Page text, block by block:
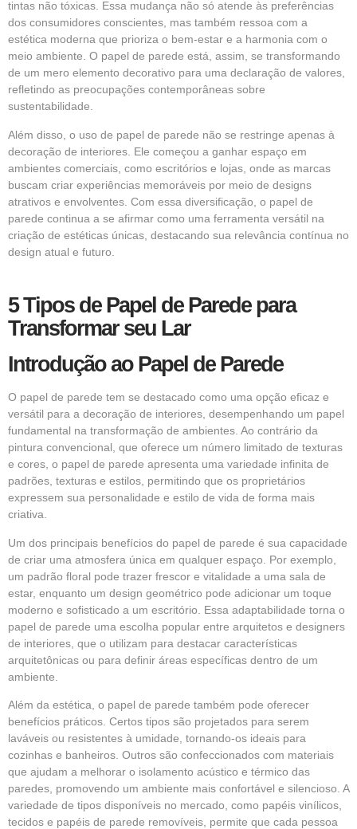
tintas não tóxicas. Essa mudança não só atende às preferências
dos consumidores conscientes, mas também ressoa com a
estética moderna que prioriza o bem-estar e a harmonia com o
meio ambiente. O papel de parede está, assim, se transformando
de um mero elemento decorativo para uma declaração de valores,
refletindo as preocupações contemporâneas sobre
sustentabilidade.
Além disso, o uso de papel de parede não se restringe apenas à
decoração de interiores. Ele começou a ganhar espaço em
ambientes comerciais, como escritórios e lojas, onde as marcas
buscam criar experiências memoráveis por meio de designs
atrativos e envolventes. Com essa diversificação, o papel de
parede continua a se afirmar como uma ferramenta versátil na
criação de estéticas únicas, destacando sua relevância contínua no
design atual e futuro.
5 Tipos de Papel de Parede para
Transformar seu Lar
Introdução ao Papel de Parede
O papel de parede tem se destacado como uma opção eficaz e
versátil para a decoração de interiores, desempenhando um papel
fundamental na transformação de ambientes. Ao contrário da
pintura convencional, que oferece um número limitado de texturas
e cores, o papel de parede apresenta uma variedade infinita de
padrões, texturas e estilos, permitindo que os proprietários
expressem sua personalidade e estilo de vida de forma mais
criativa.
Um dos principais benefícios do papel de parede é sua capacidade
de criar uma atmosfera única em qualquer espaço. Por exemplo,
um padrão floral pode trazer frescor e vitalidade a uma sala de
estar, enquanto um design geométrico pode adicionar um toque
moderno e sofisticado a um escritório. Essa adaptabilidade torna o
papel de parede uma escolha popular entre arquitetos e designers
de interiores, que o utilizam para destacar características
arquitetônicas ou para definir áreas específicas dentro de um
ambiente.
Além da estética, o papel de parede também pode oferecer
benefícios práticos. Certos tipos são projetados para serem
laváveis ou resistentes à umidade, tornando-os ideais para
cozinhas e banheiros. Outros são confeccionados com materiais
que ajudam a melhorar o isolamento acústico e térmico das
paredes, promovendo um ambiente mais confortável e silencioso. A
variedade de tipos disponíveis no mercado, como papéis vinílicos,
tecidos e papéis de parede removíveis, permite que cada pessoa